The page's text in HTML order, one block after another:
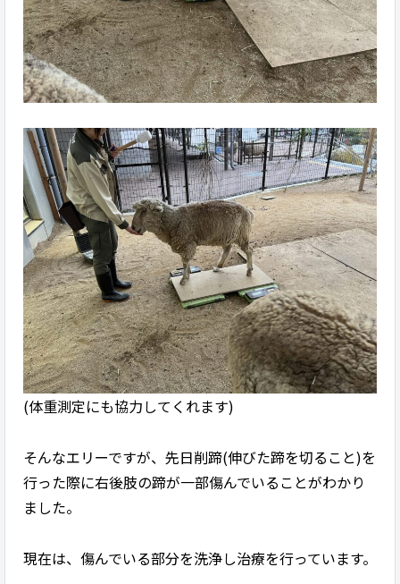
(体重測定にも協力してくれます)
そんなエリーですが、先日削蹄(伸びた蹄を切ること)を
行った際に右後肢の蹄が一部傷んでいることがわかり
ました。
現在は、傷んでいる部分を洗浄し治療を行っています。